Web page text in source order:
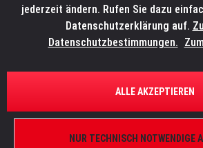
ÜBERSICHT BLINDER, STROBES
ELATION SOL IV Blinder
jederzeit ändern. Rufen Sie dazu
Datenschutzerklärung auf.
Datenschutzbestimmungen.
NUR TECHNISCH NOTWENDIGE
ALLE AKZEPTIEREN